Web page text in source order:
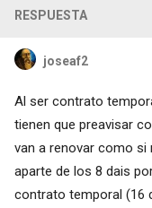
RESPUESTA
joseaf2
Al ser contrato
tienen que preavisar
van a renovar como si
aparte de los 8 dais
contrato temporal (16